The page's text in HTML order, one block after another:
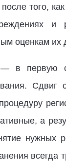
того,
и
оценкам их
в первую
а
нужных